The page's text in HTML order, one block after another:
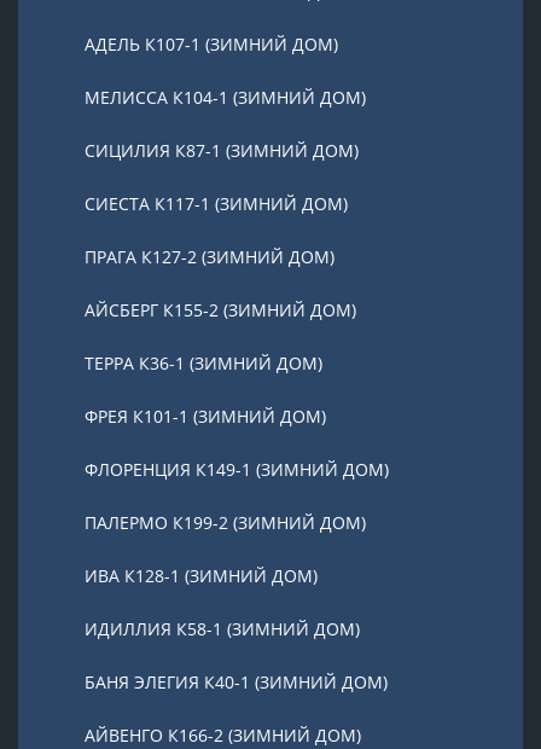
АДЕЛЬ К107-1 (ЗИМНИЙ ДОМ)
МЕЛИССА К104-1 (ЗИМНИЙ ДОМ)
СИЦИЛИЯ К87-1 (ЗИМНИЙ ДОМ)
СИЕСТА К117-1 (ЗИМНИЙ ДОМ)
ПРАГА К127-2 (ЗИМНИЙ ДОМ)
АЙСБЕРГ К155-2 (ЗИМНИЙ ДОМ)
ТЕРРА К36-1 (ЗИМНИЙ ДОМ)
ФРЕЯ К101-1 (ЗИМНИЙ ДОМ)
ФЛОРЕНЦИЯ К149-1 (ЗИМНИЙ ДОМ)
ПАЛЕРМО К199-2 (ЗИМНИЙ ДОМ)
ИВА К128-1 (ЗИМНИЙ ДОМ)
ИДИЛЛИЯ К58-1 (ЗИМНИЙ ДОМ)
БАНЯ ЭЛЕГИЯ К40-1 (ЗИМНИЙ ДОМ)
АЙВЕНГО К166-2 (ЗИМНИЙ ДОМ)